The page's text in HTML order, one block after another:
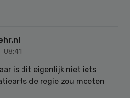
08:41
is dit eigenlijk niet iets
de regie zou moeten